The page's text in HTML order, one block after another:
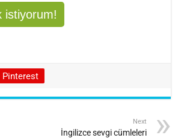
istiyorum!
Pinterest
Next
İngilizce sevgi cümleleri